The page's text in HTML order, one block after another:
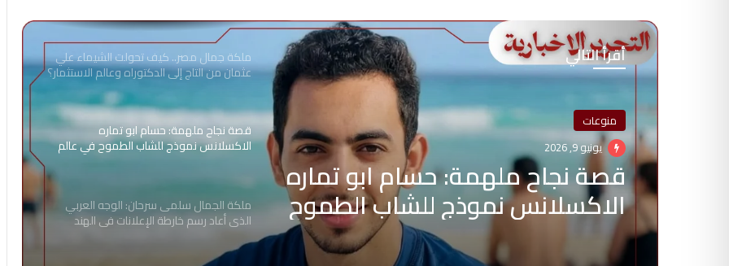
أقرأ التالي
منوعات
يونيو 9, 2026
قصة نجاح ملهمة: حسام ابو تماره
الاكسلانس نموذج للشاب الطموح
في عالم خدمات المحمول
ملكة جمال مصر.. كيف تحولت الشيماء علي
عثمان من التاج إلى الدكتوراه وعالم الاستثمار؟
قصة نجاح ملهمة: حسام ابو تماره
الاكسلانس نموذج للشاب الطموح في عالم
ملكة الجمال سلمى سرحان: الوجه العربي
الذي أعاد رسم خارطة الإعلانات في الهند